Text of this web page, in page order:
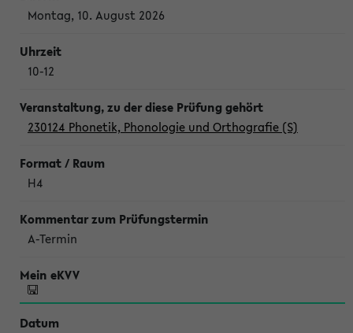
Montag, 10. August 2026
10-12
230124 Phonetik, Phonologie und Orthografie (S)
H4
A-Termin